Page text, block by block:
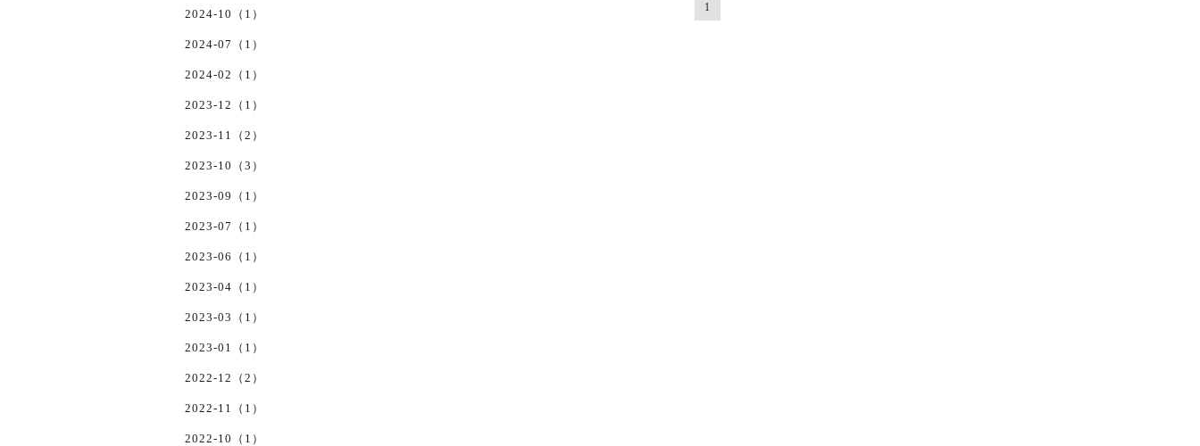
1
2024-10（1）
2024-07（1）
2024-02（1）
2023-12（1）
2023-11（2）
2023-10（3）
2023-09（1）
2023-07（1）
2023-06（1）
2023-04（1）
2023-03（1）
2023-01（1）
2022-12（2）
2022-11（1）
2022-10（1）